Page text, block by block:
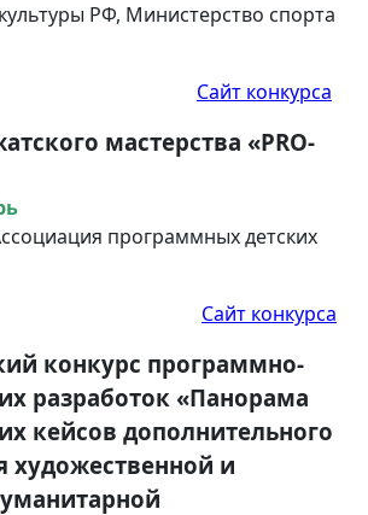
РФ, Министерство спорта
Сайт конкурса
мастерства «PRO-
программных детских
Сайт конкурса
конкурс программно-
разработок «Панорама
кейсов дополнительного
художественной и